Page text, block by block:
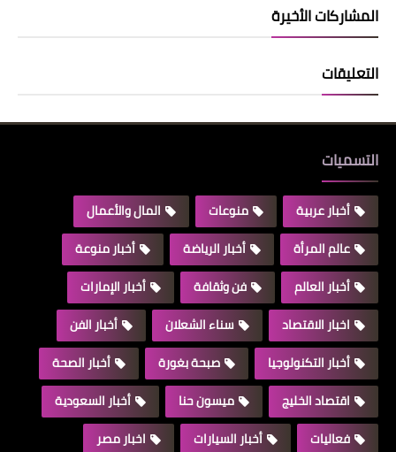
المشاركات الأخيرة
التعليقات
التسميات
أخبار عربية منوعات
المال والأعمال
عالم المرأة
أخبار الرياضة
أخبار منوعة
أخبار العالم
فن وثقافة
أخبار الإمارات
اخبار الاقتصاد
سناء الشعلان
أخبار الفن
أخبار التكنولوجيا
صبحة بغورة
أخبار الصحة
اقتصاد الخليج
ميسون حنا
أخبار السعودية
فعاليات
أخبار السيارات
اخبار مصر